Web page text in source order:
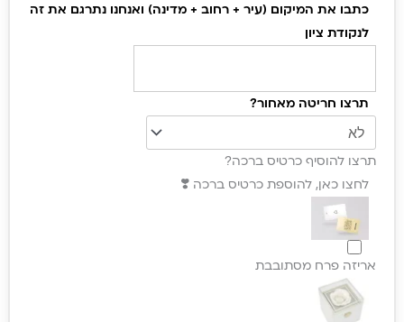
כתבו את המיקום (עיר + רחוב + מדינה) ואנחנו נתרגם את זה
לנקודת ציון
תרצו חריטה מאחור?
תרצו להוסיף כרטיס ברכה?
לחצו כאן, להוספת כרטיס ברכה ❣️
אריזה פרח מסתובבת
חריטה
תכשיט
יוקרתי
הקדשה